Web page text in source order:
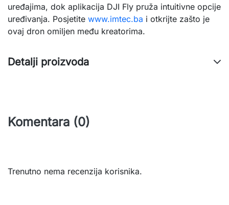
uređajima, dok aplikacija DJI Fly pruža intuitivne opcije
uređivanja. Posjetite www.imtec.ba i otkrijte zašto je
ovaj dron omiljen među kreatorima.
Detalji proizvoda
Komentara (0)
Trenutno nema recenzija korisnika.